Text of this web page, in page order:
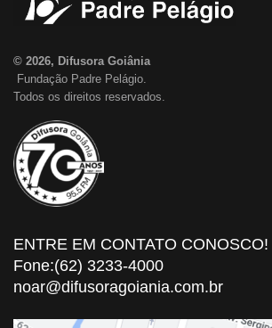
© 2026, Difusora Goiânia
Fundação Padre Pelágio.
Todos os direitos reservados.
ENTRE EM CONTATO CONOSCO!
Fone:(62) 3233-4000
noar@difusoragoiania.com.br